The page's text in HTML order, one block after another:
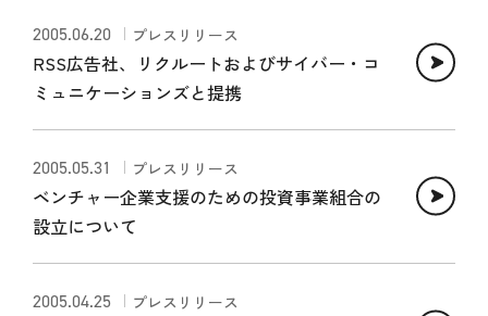
2005.06.20 プレスリリース
RSS広告社、リクルートおよびサイバー・コ
ミュニケーションズと提携
2005.05.31 プレスリリース
ベンチャー企業支援のための投資事業組合の
設立について
2005.04.25 プレスリリース